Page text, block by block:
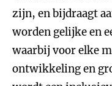
zijn, en bijdraagt
worden gelijke en
waarbij voor elke
ontwikkeling en